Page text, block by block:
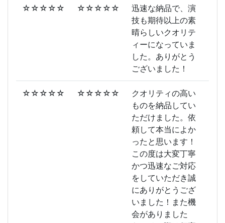
☆☆☆☆☆ ☆☆☆☆☆
迅速な納品で、演
技も期待以上の素
晴らしいクオリテ
ィーになっていま
した。ありがとう
ございました！
☆☆☆☆☆ ☆☆☆☆☆
クオリティの高い
ものを納品してい
ただけました。依
頼して本当によか
ったと思います！
この度は大変丁寧
かつ迅速なご対応
をしていただき誠
にありがとうござ
いました！また機
会がありました